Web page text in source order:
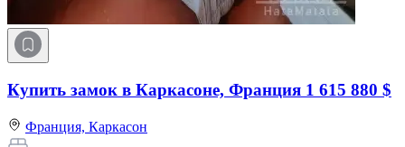
Купить замок в Каркасоне, Франция 1 615 880 $
Франция, Каркасон